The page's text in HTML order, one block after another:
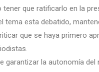
que ratificarlo en la
tema esta debatido,
que se haya primero
garantizar la autonomía